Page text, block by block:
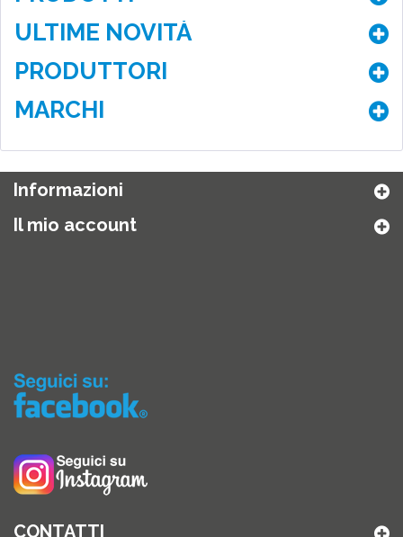
ULTIME NOVITÀ
PRODUTTORI
MARCHI
Informazioni
Il mio account
CONTATTI